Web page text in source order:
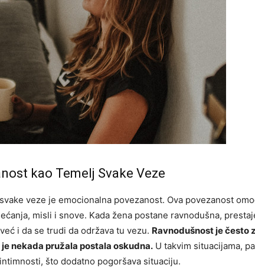
kao Temelj Svake Veze
veze je emocionalna povezanost. Ova povezanost
misli i snove. Kada žena postane ravnodušna,
i da se trudi da održava tu vezu. Ravnodušnost je često
nekada pružala postala oskudna. U takvim situacijama,
što dodatno pogoršava situaciju.